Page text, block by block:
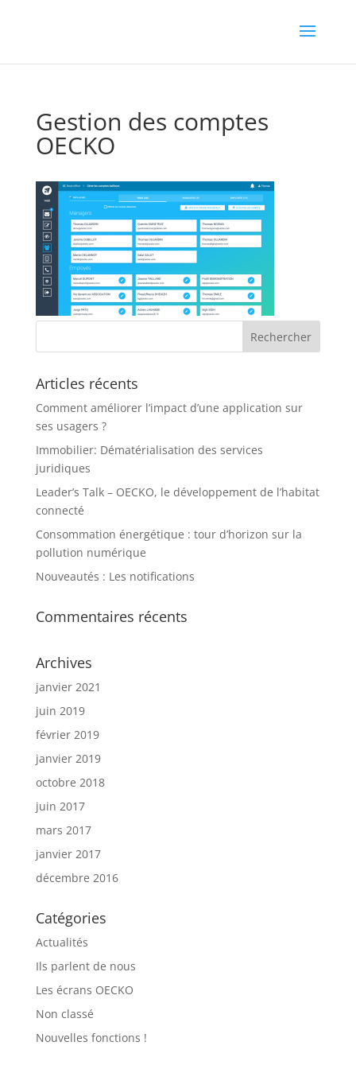
Gestion des comptes
OECKO
Articles récents
Comment améliorer l’impact d’une application sur
ses usagers ?
Immobilier: Dématérialisation des services
juridiques
Leader’s Talk – OECKO, le développement de l’habitat
connecté
Consommation énergétique : tour d’horizon sur la
pollution numérique
Nouveautés : Les notifications
Commentaires récents
Archives
janvier 2021
juin 2019
février 2019
janvier 2019
octobre 2018
juin 2017
mars 2017
janvier 2017
décembre 2016
Catégories
Actualités
Ils parlent de nous
Les écrans OECKO
Non classé
Nouvelles fonctions !